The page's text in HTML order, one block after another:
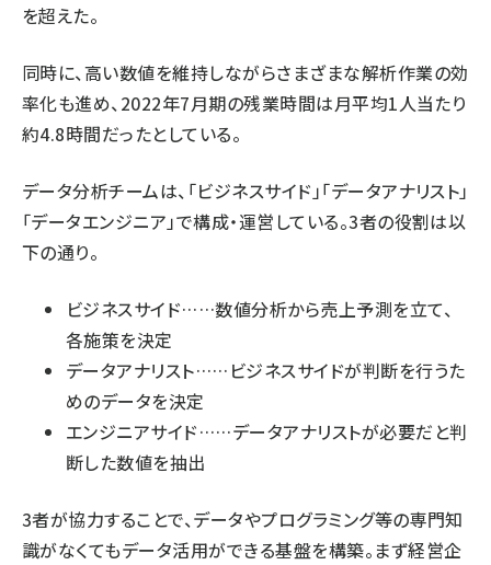
を超えた。
同時に、高い数値を維持しながらさまざまな解析作業の効
率化も進め、2022年7月期の残業時間は月平均1人当たり
約4.8時間だったとしている。
データ分析チームは、「ビジネスサイド」「データアナリスト」
「データエンジニア」で構成・運営している。3者の役割は以
下の通り。
ビジネスサイド……数値分析から売上予測を立て、
各施策を決定
データアナリスト……ビジネスサイドが判断を行うた
めのデータを決定
エンジニアサイド……データアナリストが必要だと判
断した数値を抽出
3者が協力することで、データやプログラミング等の専門知
識がなくてもデータ活用ができる基盤を構築。まず経営企